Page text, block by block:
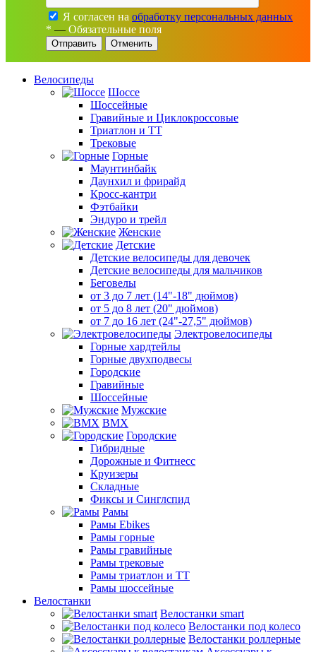
Я согласен на обработку персональных данных
* — Обязательные поля
Отменить
Велосипеды
Шоссе
Шоссейные
Гравийные и Циклокроссовые
Триатлон и ТТ
Трековые
Горные
Маунтинбайк
Даунхил и фрирайд
Кросс-кантри
Фэтбайки
Эндуро и трейл
Женские
Детские
Детские велосипеды для девочек
Детские велосипеды для мальчиков
Беговелы
от 3 до 7 лет (14"-18" дюймов)
от 5 до 8 лет (20" дюймов)
от 7 до 16 лет (24"-27,5" дюймов)
Электровелосипеды
Горные хардтейлы
Горные двухподвесы
Городские
Гравийные
Шоссейные
Мужские
BMX
Городские
Гибридные
Дорожные и Фитнесс
Круизеры
Складные
Фиксы и Синглспид
Рамы
Рамы Ebikes
Рамы горные
Рамы гравийные
Рамы трековые
Рамы триатлон и ТТ
Рамы шоссейные
Велостанки
Велостанки smart
Велостанки под колесо
Велостанки роллерные